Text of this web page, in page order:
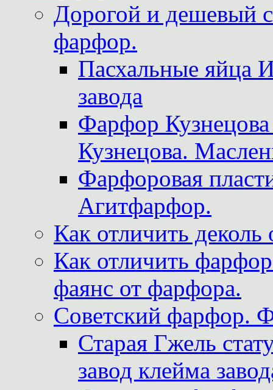
Дорогой и дешевый
фарфор.
Пасхальные яйца
завода
Фарфор
Кузнецова.
Фарфоровая
Агитфарфор.
Как отличить
Как отличить
фаянс от фарфора.
Советский фарфор.
Старая Гжель
завод клейма